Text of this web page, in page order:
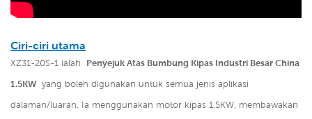
Ciri-ciri utama
XZ31-20S-1 ialah Penyejuk Atas Bumbung Kipas Industri Besar China
1.5KW yang boleh digunakan untuk semua jenis aplikasi
dalaman/luaran. Ia menggunakan motor kipas 1.5KW, membawakan